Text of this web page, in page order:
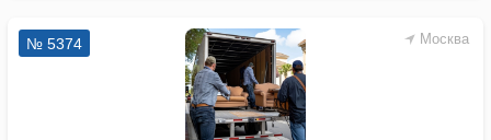
Москва
№ 5374